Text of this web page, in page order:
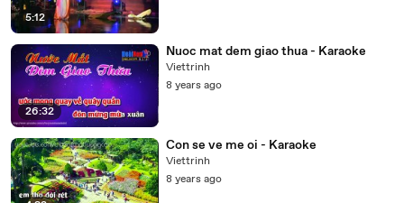
5:12
26:32
Nuoc mat dem giao thua - Karaoke
Viettrinh
8 years ago
Con se ve me oi - Karaoke
Viettrinh
8 years ago